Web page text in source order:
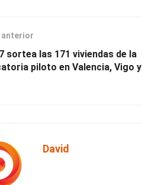
anterior
sortea las 171 viviendas de la
piloto en Valencia, Vigo y
David